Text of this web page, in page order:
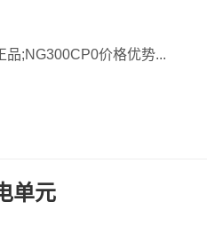
;NG300CP0价格优势...
单元